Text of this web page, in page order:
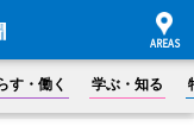
す・働く 学ぶ・知る